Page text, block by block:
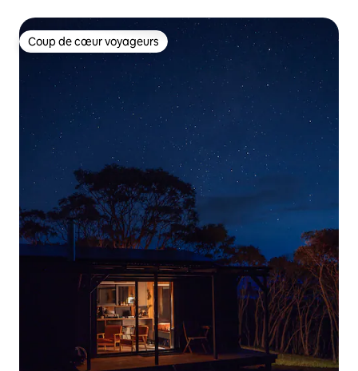
Coup de cœur voyageurs
Coup de cœur voyageurs